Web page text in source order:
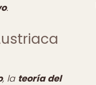
.
, la teoría del